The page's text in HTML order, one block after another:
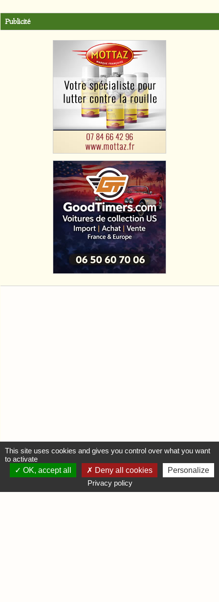
Publicité
MON COMPTE
Se connecter
This site uses cookies and gives you control over what you want
to activate
OK, accept all
Deny all cookies
Personalize
Privacy policy